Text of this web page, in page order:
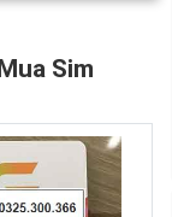
Sim